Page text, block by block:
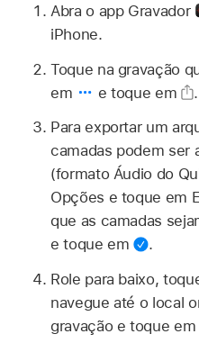
Abra o app Gravador
iPhone.
Toque na gravação
em
e toque em
.
Para exportar um
camadas podem ser
(formato Áudio do
Opções e toque em
que as camadas
e toque em
.
Role para baixo,
navegue até o local
gravação e toque em